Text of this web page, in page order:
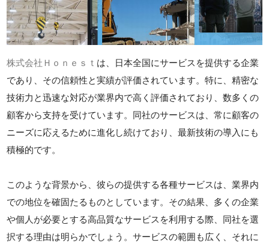
株式会社Ｈｏｎｅｓｔ は、日本全国にサービスを提供する企業
であり、その信頼性と実績が評価されています。特に、精密な
技術力と迅速な対応が業界内で高く評価されており、数多くの
顧客から支持を受けています。同社のサービスは、常に顧客の
ニーズに応えるために進化し続けており、最新技術の導入にも
積極的です。
このような背景から、彼らの提供する各種サービスは、業界内
での地位を確固たるものとしています。その結果、多くの企業
や個人が必要とする高品質なサービスを利用する際、同社を選
択する理由は明らかでしょう。サービスの範囲も広く、それに